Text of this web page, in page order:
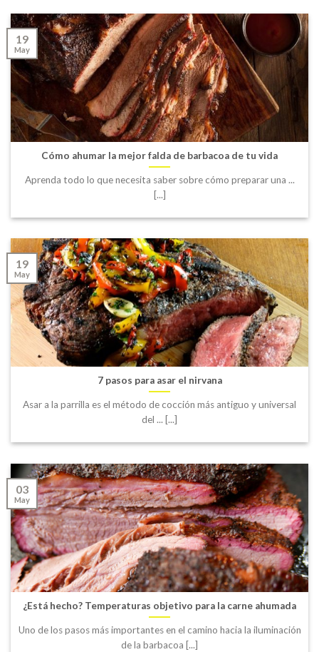
Cómo ahumar la mejor falda de barbacoa de tu vida
Aprenda todo lo que necesita saber sobre cómo preparar una ...
[...]
19
May
7 pasos para asar el nirvana
Asar a la parrilla es el método de cocción más antiguo y universal
del ... [...]
19
May
¿Está hecho? Temperaturas objetivo para la carne ahumada
Uno de los pasos más importantes en el camino hacia la iluminación
de la barbacoa [...]
03
May